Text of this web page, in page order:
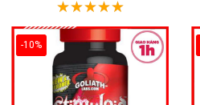
-10%